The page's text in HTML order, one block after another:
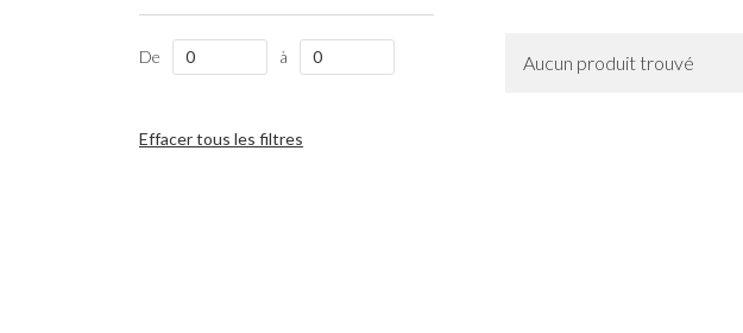
De à
Effacer tous les filtres
Aucun produit trouvé